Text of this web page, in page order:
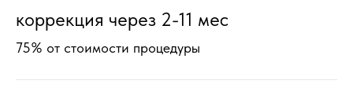
коррекция через 2-11 мес
75% от стоимости процедуры